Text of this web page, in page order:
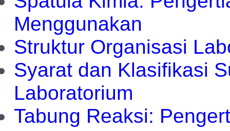
Menggunakan
Struktur Organisasi
Syarat dan Klasifikasi
Laboratorium
Tabung Reaksi: